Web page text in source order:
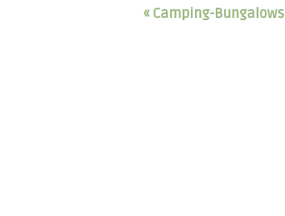
« Camping-Bungalows